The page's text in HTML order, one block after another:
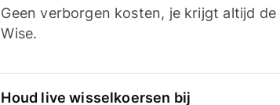
Geen verborgen kosten, je krijgt altijd de
Wise.
Houd live wisselkoersen bij